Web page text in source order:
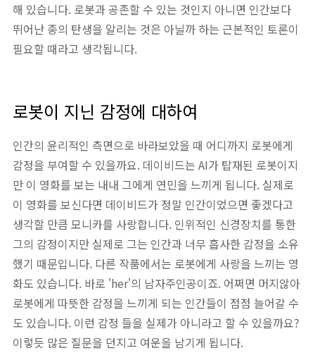
해 있습니다. 로봇과 공존할 수 있는 것인지 아니면 인간보다
뛰어난 종의 탄생을 알리는 것은 아닐까 하는 근본적인 토론이
필요할 때라고 생각됩니다.
로봇이 지닌 감정에 대하여
인간의 윤리적인 측면으로 바라보았을 때 어디까지 로봇에게
감정을 부여할 수 있을까요. 데이비드는 AI가 탑재된 로봇이지
만 이 영화를 보는 내내 그에게 연민을 느끼게 됩니다. 실제로
이 영화를 보신다면 데이비드가 정말 인간이었으면 좋겠다고
생각할 만큼 모니카를 사랑합니다. 인위적인 신경장치를 통한
그의 감정이지만 실제로 그는 인간과 너무 흡사한 감정을 소유
했기 때문입니다. 다른 작품에서는 로봇에게 사랑을 느끼는 영
화도 있습니다. 바로 'her'의 남자주인공이죠. 어쩌면 머지않아
로봇에게 따뜻한 감정을 느끼게 되는 인간들이 점점 늘어갈 수
도 있습니다. 이런 감정 들을 실제가 아니라고 할 수 있을까요?
이렇듯 많은 질문을 던지고 여운을 남기게 됩니다.